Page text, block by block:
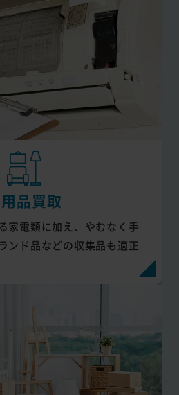
品買取
家電類に加え、やむなく手
ンド品などの収集品も適正